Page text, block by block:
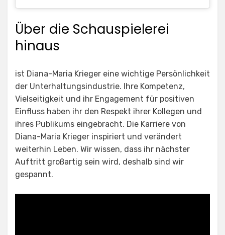
Über die Schauspielerei
hinaus
ist Diana-Maria Krieger eine wichtige Persönlichkeit
der Unterhaltungsindustrie. Ihre Kompetenz,
Vielseitigkeit und ihr Engagement für positiven
Einfluss haben ihr den Respekt ihrer Kollegen und
ihres Publikums eingebracht. Die Karriere von
Diana-Maria Krieger inspiriert und verändert
weiterhin Leben. Wir wissen, dass ihr nächster
Auftritt großartig sein wird, deshalb sind wir
gespannt.